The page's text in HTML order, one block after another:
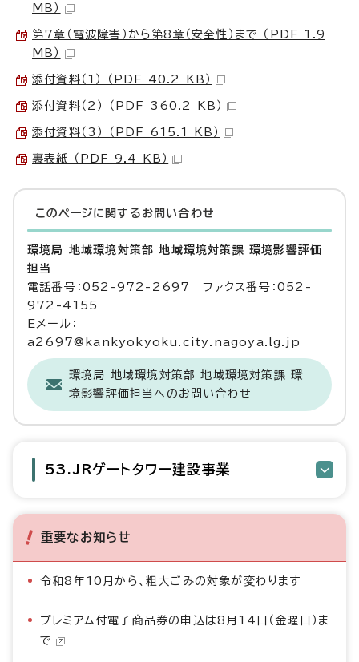
MB）
第7章（電波障害）から第8章（安全性）まで （PDF 1.9
MB）
添付資料（1） （PDF 40.2 KB）
添付資料（2） （PDF 360.2 KB）
添付資料（3） （PDF 615.1 KB）
裏表紙 （PDF 9.4 KB）
このページに関する お問い合わせ
環境局 地域環境対策部 地域環境対策課 環境影響評価
担当
電話番号：052-972-2697 ファクス番号：052-
972-4155
Eメール：
a2697@kankyokyoku.city.nagoya.lg.jp
環境局 地域環境対策部 地域環境対策課 環
境影響評価担当へのお問い合わせ
53.JRゲートタワー建設事業
重要なお知らせ
令和8年10月から、粗大ごみの対象が変わります
プレミアム付電子商品券の申込は8月14日（金曜日）ま
で